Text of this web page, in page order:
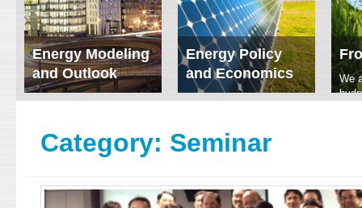
Energy Modeling
and Outlook
ERI conducts rigorous
demand of various
energy-consuming
have been used for …
Energy Policy
and Economics
We focus on solar
economics, and solar PV
solar collectors for …
We
Category: Seminar